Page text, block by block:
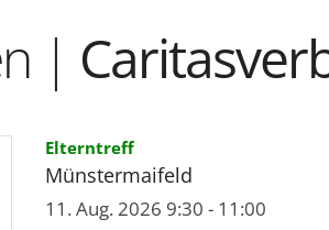
|
Elterntreff:
Münstermaifeld
11. Aug. 2026 9:30 - 11:00